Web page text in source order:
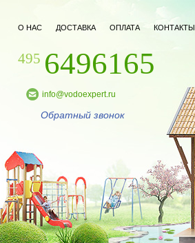
О НАС ДОСТАВКА ОПЛАТА КОНТАКТЫ
495 6496165
info@vodoexpert.ru
Обратный звонок